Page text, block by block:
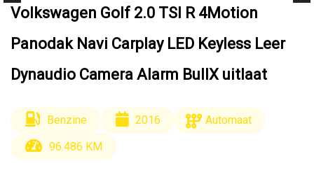
Volkswagen Golf 2.0 TSI R 4Motion
Panodak Navi Carplay LED Keyless Leer
Dynaudio Camera Alarm BullX uitlaat
Benzine 2016
Automaat
96.486 KM